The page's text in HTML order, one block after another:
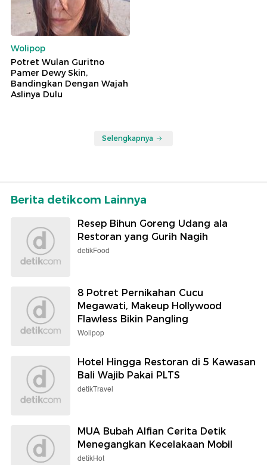
Wolipop
Potret Wulan Guritno
Pamer Dewy Skin,
Bandingkan Dengan Wajah
Aslinya Dulu
Selengkapnya
Berita detikcom Lainnya
Resep Bihun Goreng Udang ala
Restoran yang Gurih Nagih
detikFood
8 Potret Pernikahan Cucu
Megawati, Makeup Hollywood
Flawless Bikin Pangling
Wolipop
Hotel Hingga Restoran di 5 Kawasan
Bali Wajib Pakai PLTS
detikTravel
MUA Bubah Alfian Cerita Detik
Menegangkan Kecelakaan Mobil
detikHot